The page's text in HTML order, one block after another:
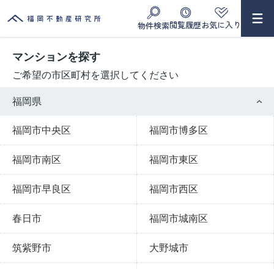
物件検索閲覧履歴お気に入り
マンションを探す
ご希望の市区町村を選択してください
福岡県
福岡市中央区 福岡市博多区
福岡市南区 福岡市東区
福岡市早良区 福岡市西区
春日市 福岡市城南区
筑紫野市 大野城市